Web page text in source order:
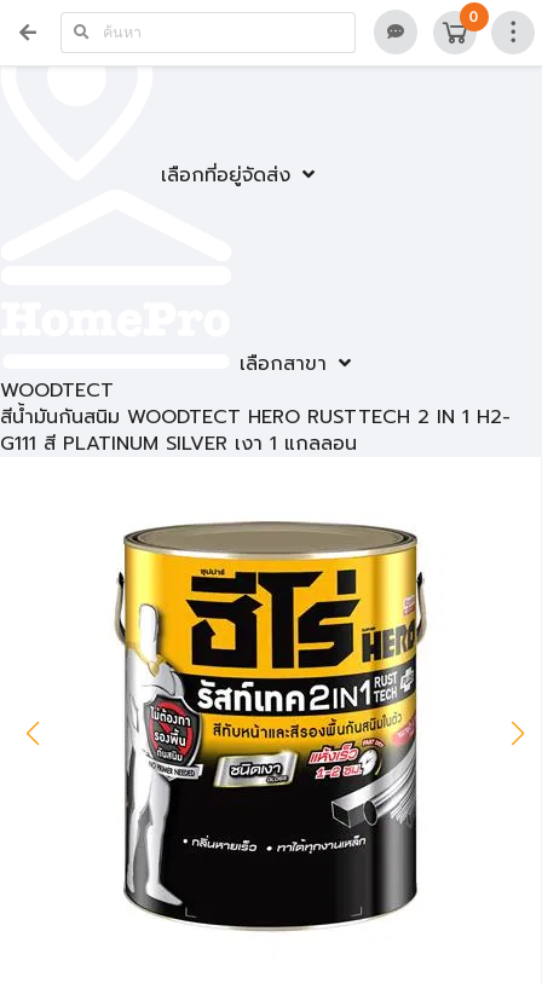
เลือกที่อยู่จัดส่ง
เลือกสาขา
0
WOODTECT
สีน้ำมันกันสนิม WOODTECT HERO RUSTTECH 2 IN 1 H2-
G111 สี PLATINUM SILVER เงา 1 แกลลอน